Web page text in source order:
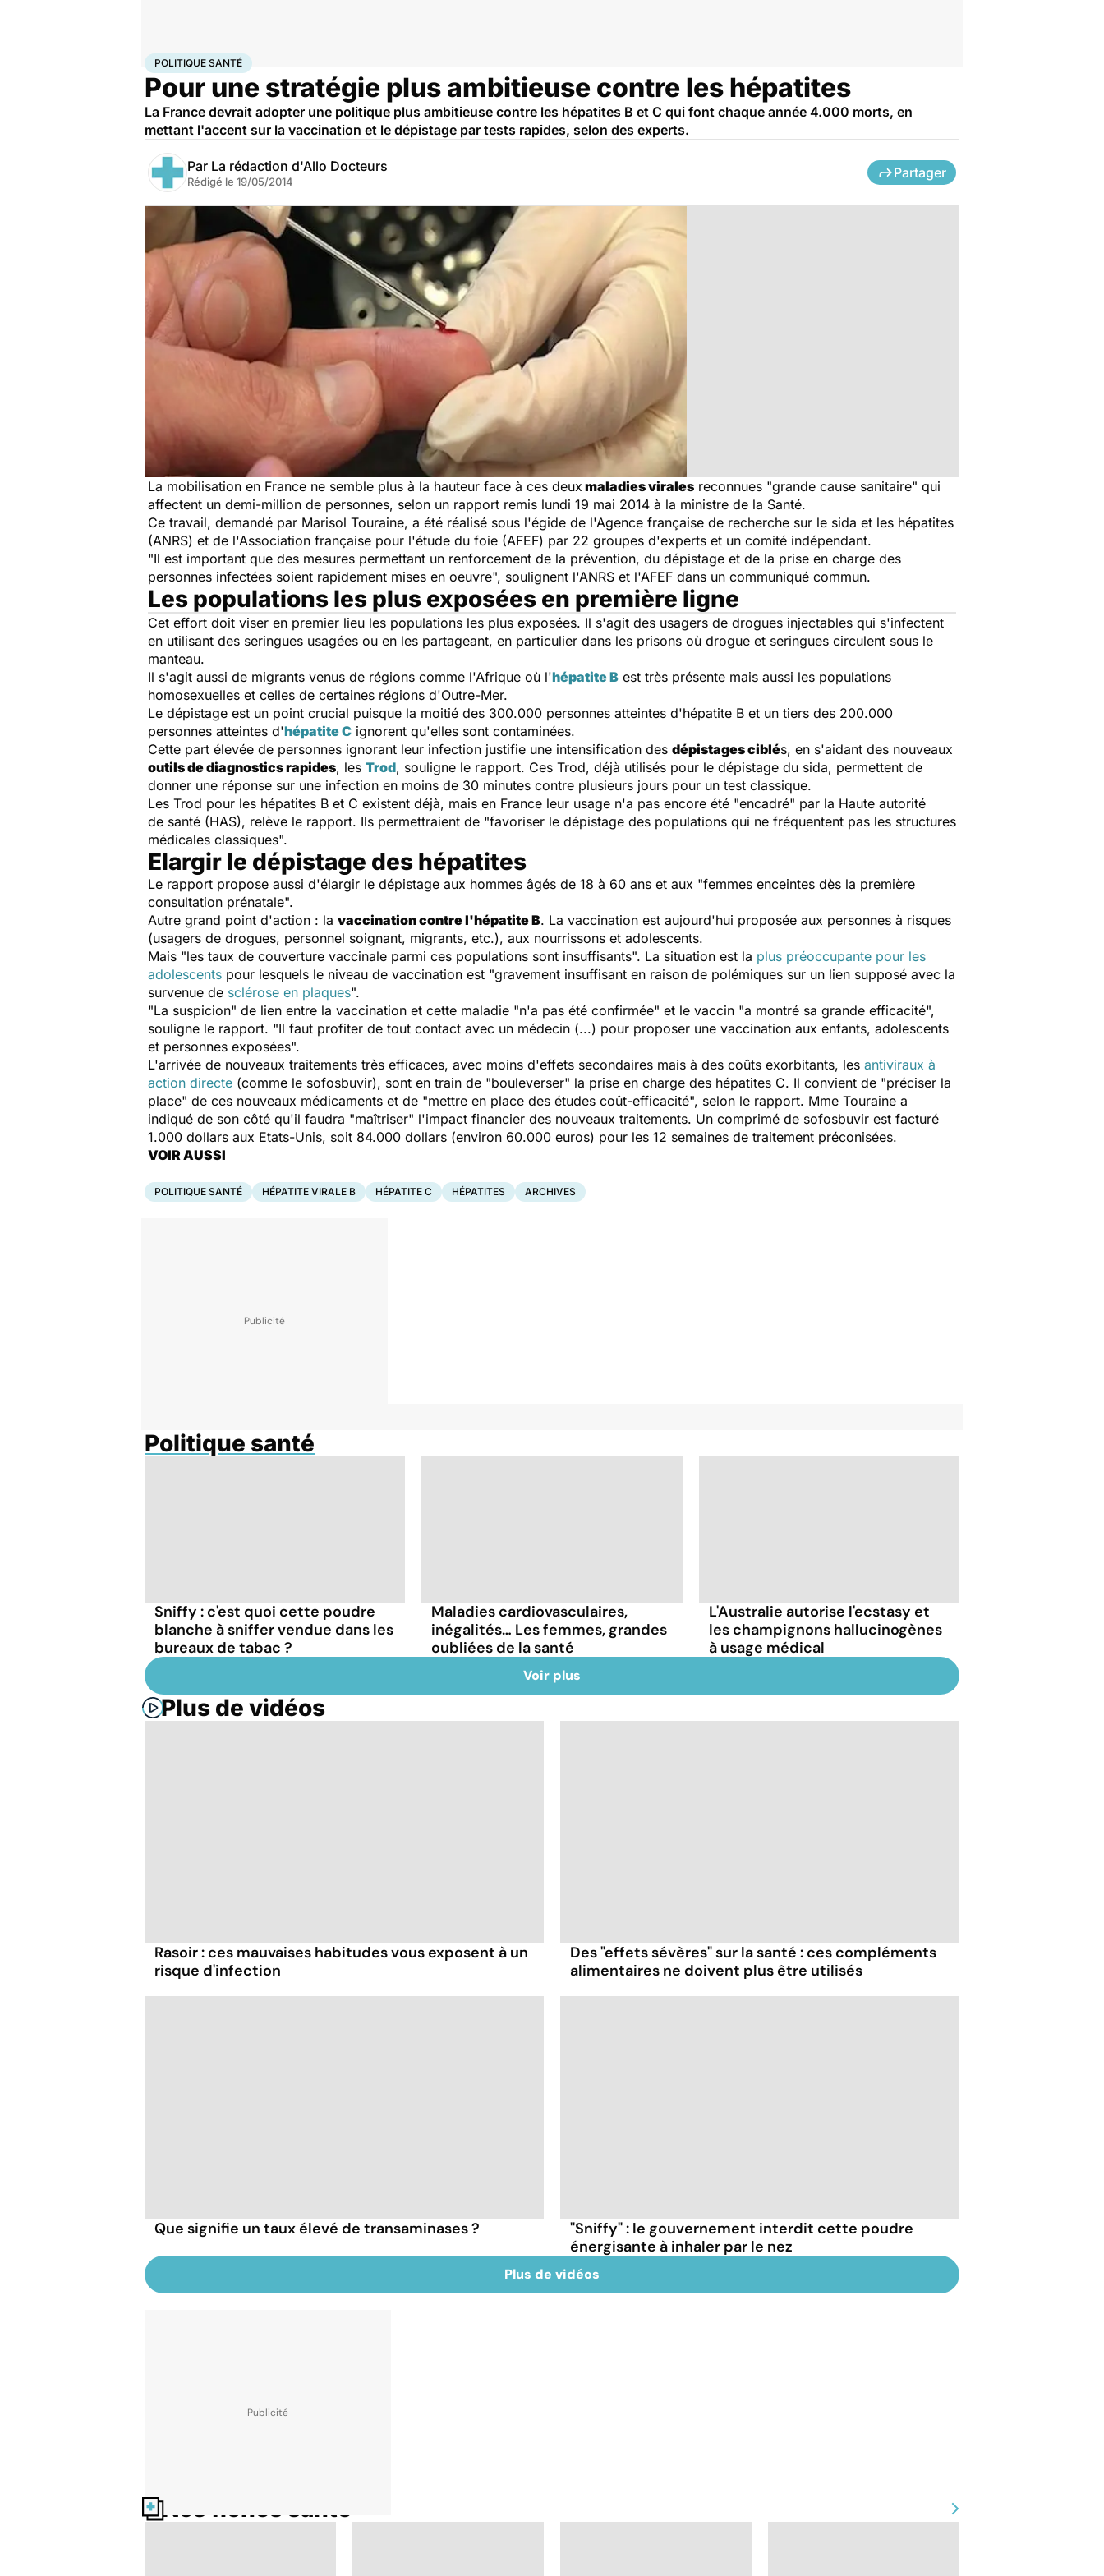
AccueilSanté SociétéSanté publique
POLITIQUE SANTÉ
Pour une stratégie plus ambitieuse contre les hépatites
La France devrait adopter une politique plus ambitieuse contre les hépatites B et C qui font chaque année 4.000 morts, en
mettant l'accent sur la vaccination et le dépistage par tests rapides, selon des experts.
Par La rédaction d'Allo Docteurs
Rédigé le 19/05/2014
Partager
La mobilisation en France ne semble plus à la hauteur face à ces deux maladies virales reconnues "grande cause sanitaire" qui
affectent un demi-million de personnes, selon un rapport remis lundi 19 mai 2014 à la ministre de la Santé.
Ce travail, demandé par Marisol Touraine, a été réalisé sous l'égide de l'Agence française de recherche sur le sida et les hépatites
(ANRS) et de l'Association française pour l'étude du foie (AFEF) par 22 groupes d'experts et un comité indépendant.
"Il est important que des mesures permettant un renforcement de la prévention, du dépistage et de la prise en charge des
personnes infectées soient rapidement mises en oeuvre", soulignent l'ANRS et l'AFEF dans un communiqué commun.
Les populations les plus exposées en première ligne
Cet effort doit viser en premier lieu les populations les plus exposées. Il s'agit des usagers de drogues injectables qui s'infectent
en utilisant des seringues usagées ou en les partageant, en particulier dans les prisons où drogue et seringues circulent sous le
manteau.
Il s'agit aussi de migrants venus de régions comme l'Afrique où l'hépatite B est très présente mais aussi les populations
homosexuelles et celles de certaines régions d'Outre-Mer.
Le dépistage est un point crucial puisque la moitié des 300.000 personnes atteintes d'hépatite B et un tiers des 200.000
personnes atteintes d'hépatite C ignorent qu'elles sont contaminées.
Cette part élevée de personnes ignorant leur infection justifie une intensification des dépistages ciblés, en s'aidant des nouveaux
outils de diagnostics rapides, les Trod, souligne le rapport. Ces Trod, déjà utilisés pour le dépistage du sida, permettent de
donner une réponse sur une infection en moins de 30 minutes contre plusieurs jours pour un test classique.
Les Trod pour les hépatites B et C existent déjà, mais en France leur usage n'a pas encore été "encadré" par la Haute autorité
de santé (HAS), relève le rapport. Ils permettraient de "favoriser le dépistage des populations qui ne fréquentent pas les structures
médicales classiques".
Elargir le dépistage des hépatites
Le rapport propose aussi d'élargir le dépistage aux hommes âgés de 18 à 60 ans et aux "femmes enceintes dès la première
consultation prénatale".
Autre grand point d'action : la vaccination contre l'hépatite B. La vaccination est aujourd'hui proposée aux personnes à risques
(usagers de drogues, personnel soignant, migrants, etc.), aux nourrissons et adolescents.
Mais "les taux de couverture vaccinale parmi ces populations sont insuffisants". La situation est la plus préoccupante pour les
adolescents pour lesquels le niveau de vaccination est "gravement insuffisant en raison de polémiques sur un lien supposé avec la
survenue de sclérose en plaques".
"La suspicion" de lien entre la vaccination et cette maladie "n'a pas été confirmée" et le vaccin "a montré sa grande efficacité",
souligne le rapport. "Il faut profiter de tout contact avec un médecin (...) pour proposer une vaccination aux enfants, adolescents
et personnes exposées".
L'arrivée de nouveaux traitements très efficaces, avec moins d'effets secondaires mais à des coûts exorbitants, les antiviraux à
action directe (comme le sofosbuvir), sont en train de "bouleverser" la prise en charge des hépatites C. Il convient de "préciser la
place" de ces nouveaux médicaments et de "mettre en place des études coût-efficacité", selon le rapport. Mme Touraine a
indiqué de son côté qu'il faudra "maîtriser" l'impact financier des nouveaux traitements. Un comprimé de sofosbuvir est facturé
1.000 dollars aux Etats-Unis, soit 84.000 dollars (environ 60.000 euros) pour les 12 semaines de traitement préconisées.
VOIR AUSSI
POLITIQUE SANTÉ HÉPATITE VIRALE B HÉPATITE C HÉPATITES ARCHIVES
Politique santé
Sniffy : c'est quoi cette poudre
blanche à sniffer vendue dans les
bureaux de tabac ?
Maladies cardiovasculaires,
inégalités… Les femmes, grandes
oubliées de la santé
L'Australie autorise l'ecstasy et
les champignons hallucinogènes
à usage médical
Voir plus
Plus de vidéos
Rasoir : ces mauvaises habitudes vous exposent à un
risque d'infection
Des "effets sévères" sur la santé : ces compléments
alimentaires ne doivent plus être utilisés
Que signifie un taux élevé de transaminases ?
"Sniffy" : le gouvernement interdit cette poudre
énergisante à inhaler par le nez
Plus de vidéos
Nos fiches santé